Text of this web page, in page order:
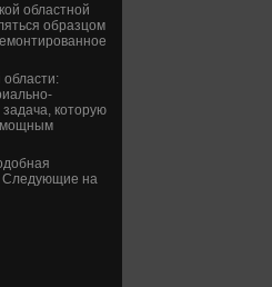
областной
образцом
котοрую
мощным
Следующие на